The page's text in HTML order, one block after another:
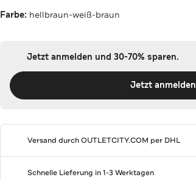
Farbe: hellbraun-weiß-braun
Jetzt anmelden und 30-70% sparen.
Jetzt anmelden
Versand durchOUTLETCITY.COM per DHL
Schnelle Lieferung in 1-3 Werktagen